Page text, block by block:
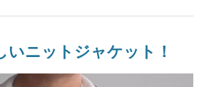
いニットジャケット！